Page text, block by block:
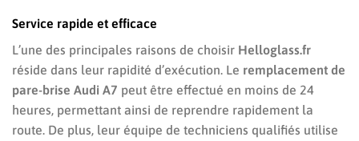
Service rapide et efficace
L’une des principales raisons de choisir Helloglass.fr
réside dans leur rapidité d’exécution. Le remplacement de
pare-brise Audi A7 peut être effectué en moins de 24
heures, permettant ainsi de reprendre rapidement la
route. De plus, leur équipe de techniciens qualifiés utilise